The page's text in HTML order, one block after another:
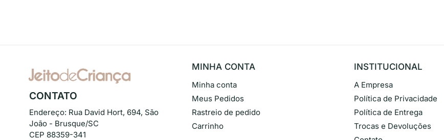
CONTATO
Endereço: Rua David Hort, 694, São
João - Brusque/SC
CEP 88359-341
MINHA CONTA
Minha conta
Meus Pedidos
Rastreio de pedido
Carrinho
INSTITUCIONAL
A Empresa
Política de Privacidade
Política de Entrega
Trocas e Devoluções